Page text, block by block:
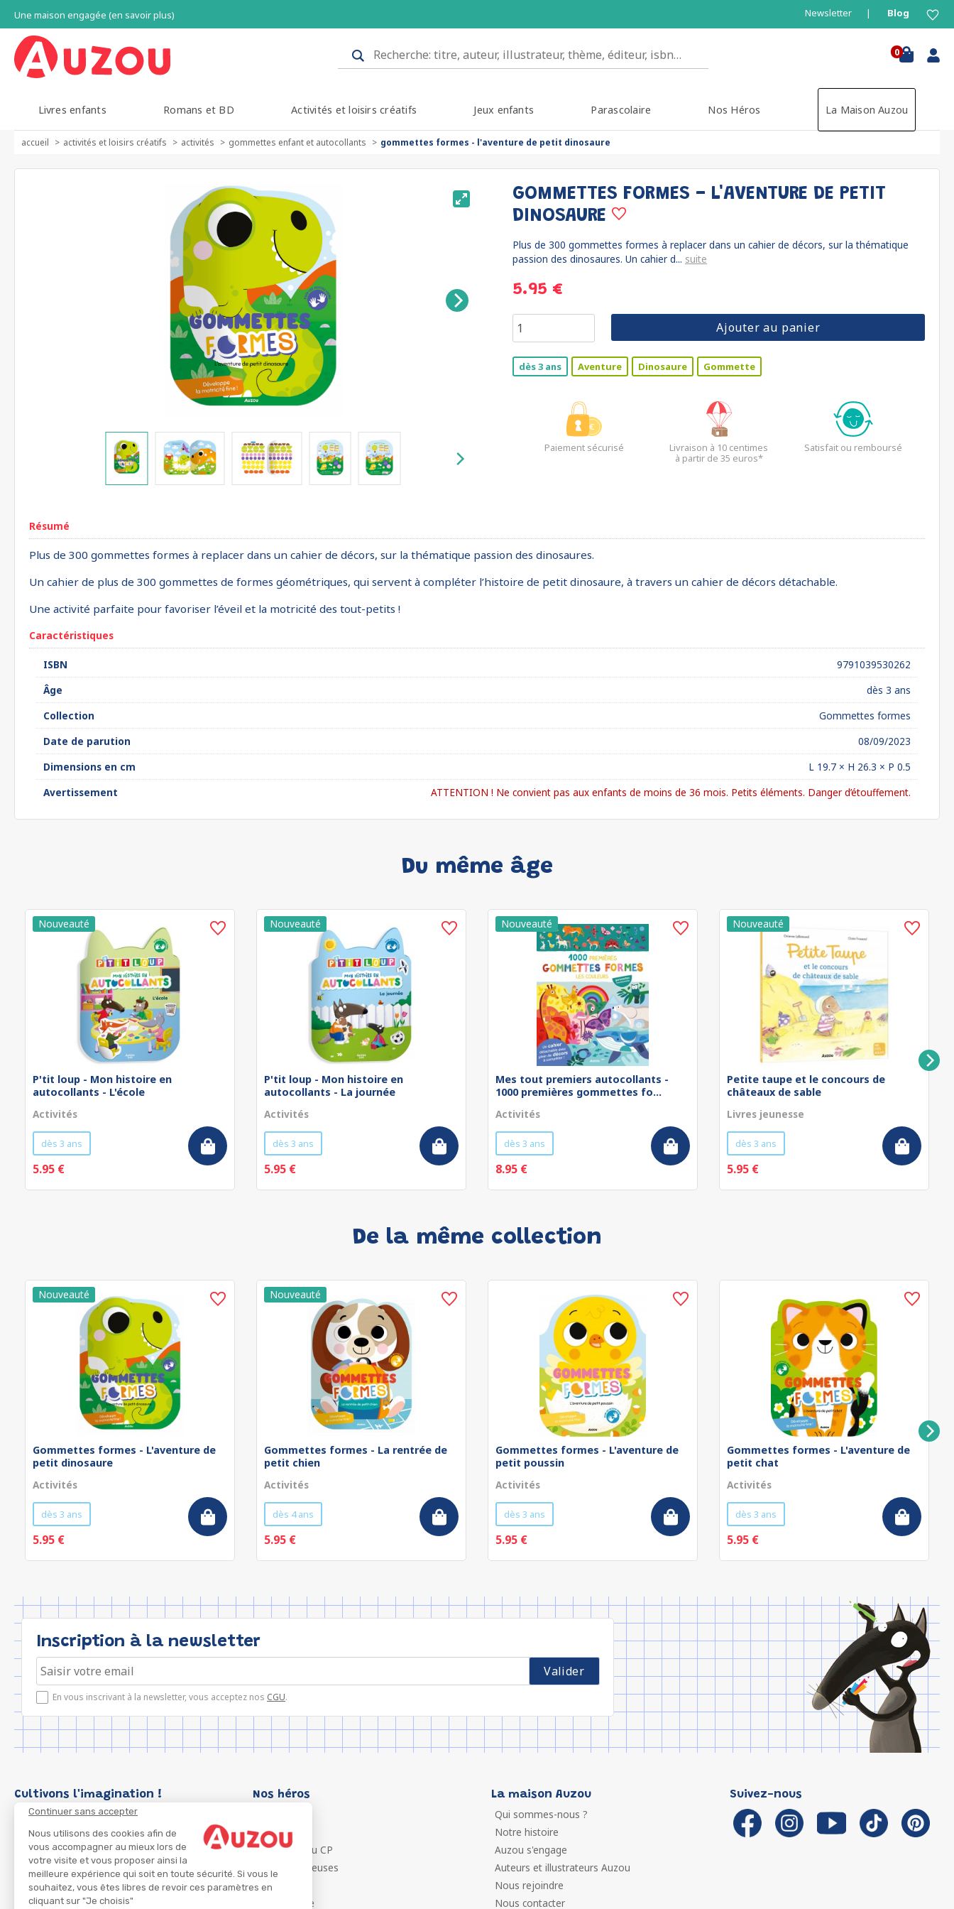
Continuer sans accepter
Nous utilisons des cookies afin de
vous accompagner au mieux lors de
votre visite et vous proposer ainsi la
meilleure expérience qui soit en toute sécurité. Si vous le
souhaitez, vous êtes libres de revoir ces paramètres en
cliquant sur "Je choisis"
Une maison engagée (en savoir plus) Newsletter Blog
0
Livres enfants Romans et BD Activités et loisirs créatifs Jeux enfants Parascolaire Nos Héros La Maison Auzou
accueil activités et loisirs créatifs activités gommettes enfant et autocollants gommettes formes - l'aventure de petit dinosaure
GOMMETTES FORMES - L'AVENTURE DE PETIT
DINOSAURE
Plus de 300 gommettes formes à replacer dans un cahier de décors, sur la thématique
passion des dinosaures. Un cahier d... suite
5.95 €
Ajouter au panier
dès 3 ans Aventure Dinosaure Gommette
Paiement sécurisé
Livraison à 10 centimes
à partir de 35 euros*
Satisfait ou remboursé
Résumé
Plus de 300 gommettes formes à replacer dans un cahier de décors, sur la thématique passion des dinosaures.
Un cahier de plus de 300 gommettes de formes géométriques, qui servent à compléter l’histoire de petit dinosaure, à travers un cahier de décors détachable.
Une activité parfaite pour favoriser l’éveil et la motricité des tout-petits !
Caractéristiques
ISBN
9791039530262
Âge
dès 3 ans
Collection
Gommettes formes
Date de parution
08/09/2023
Dimensions en cm
L 19.7 × H 26.3 × P 0.5
Avertissement
ATTENTION ! Ne convient pas aux enfants de moins de 36 mois. Petits éléments. Danger d’étouffement.
Du même âge
P'tit loup - Mon histoire en
autocollants - L'école
Activités
dès 3 ans
5.95 €
P'tit loup - Mon histoire en
autocollants - La journée
Activités
dès 3 ans
5.95 €
Mes tout premiers autocollants -
1000 premières gommettes fo...
Activités
dès 3 ans
8.95 €
Petite taupe et le concours de
châteaux de sable
Livres jeunesse
dès 3 ans
5.95 €
De la même collection
Gommettes formes - L'aventure de
petit dinosaure
Activités
dès 3 ans
5.95 €
Gommettes formes - La rentrée de
petit chien
Activités
dès 4 ans
5.95 €
Gommettes formes - L'aventure de
petit poussin
Activités
dès 3 ans
5.95 €
Gommettes formes - L'aventure de
petit chat
Activités
dès 3 ans
5.95 €
Inscription à la newsletter
En vous inscrivant à la newsletter, vous acceptez nos CGU.
Cultivons l'imagination ! Nos héros
P'tit Loup
Les Héros du CP
Les Influenceuses
Migali
Petite Taupe
La maison Auzou
Qui sommes-nous ?
Notre histoire
Auzou s'engage
Auteurs et illustrateurs Auzou
Nous rejoindre
Nous contacter
Suivez-nous